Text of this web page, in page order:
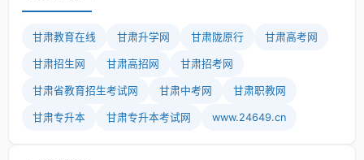
甘肃教育在线 甘肃升学网 甘肃陇原行 甘肃高考网
甘肃招生网 甘肃高招网 甘肃招考网
甘肃省教育招生考试网 甘肃中考网 甘肃职教网
甘肃专升本 甘肃专升本考试网 www.24649.cn